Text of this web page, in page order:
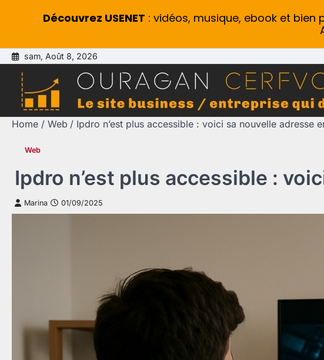
Skip
content
sam, Août 8, 2026
Home Web Ipdro n’est plus accessible : voici sa nouvelle adresse
Web
Ipdro n’est plus accessible :
Marina 01/09/2025
Découvrez USENET : vidéos, musique, ebook et bien